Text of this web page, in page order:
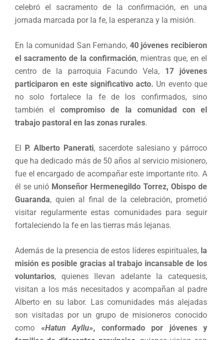
celebró el sacramento de la confirmación, en una
jornada marcada por la fe, la esperanza y la misión.
En la comunidad San Fernando, 40 jóvenes recibieron
el sacramento de la confirmación, mientras que, en el
centro de la parroquia Facundo Vela, 17 jóvenes
participaron en este significativo acto. Un evento que
no solo fortalece la fe de los confirmados, sino
también elcompromiso de la comunidad con el
trabajo pastoral en las zonas rurales.
El P. Alberto Panerati, sacerdote salesiano y párroco
que ha dedicado más de 50 años al servicio misionero,
fue el encargado de acompañar este importante rito. A
él se unió Monseñor Hermenegildo Torrez, Obispo de
Guaranda, quien al final de la celebración, prometió
visitar regularmente estas comunidades para seguir
fortaleciendo la fe en las tierras más lejanas.
Además de la presencia de estos líderes espirituales, la
misión es posible gracias al trabajo incansable de los
voluntarios, quienes llevan adelante la catequesis,
visitan a los más necesitados y acompañan al padre
Alberto en su labor. Las comunidades más alejadas
son visitadas por un grupo de misioneros conocido
como «Hatun Ayllu»,
conformado por jóvenes y